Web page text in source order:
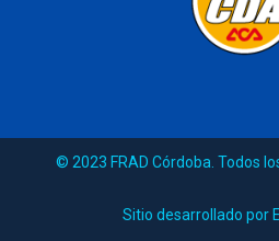
© 2023 FRAD Córdoba. Todos
Sitio desarrollado por